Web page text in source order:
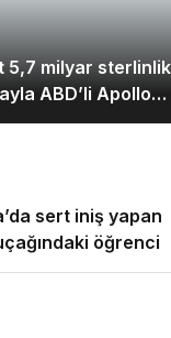
Modu
seçin.
5,7 milyar sterlinlik
ABD’li Apollo
satın alınacak
sert iniş yapan
öğrenci